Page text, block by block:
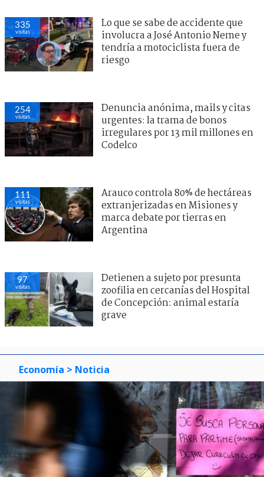
335
visitas
Lo que se sabe de accidente que
involucra a José Antonio Neme y
tendría a motociclista fuera de
riesgo
254
visitas
Denuncia anónima, mails y citas
urgentes: la trama de bonos
irregulares por 13 mil millones en
Codelco
111
visitas
Arauco controla 80% de hectáreas
extranjerizadas en Misiones y
marca debate por tierras en
Argentina
97
visitas
Detienen a sujeto por presunta
zoofilia en cercanías del Hospital
de Concepción: animal estaría
grave
Economía > Noticia